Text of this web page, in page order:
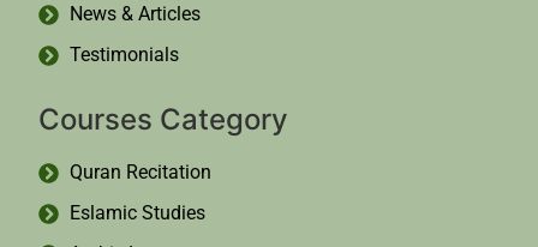
News & Articles
Testimonials
Courses Category
Quran Recitation
Eslamic Studies